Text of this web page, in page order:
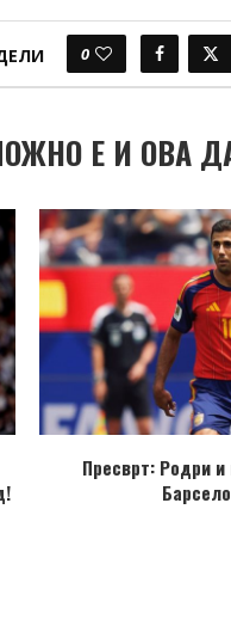
0
Е И ОВА
Пресврт: Родри